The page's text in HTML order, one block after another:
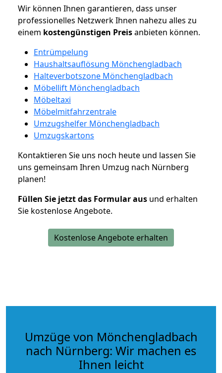
Wir können Ihnen garantieren, dass unser
professionelles Netzwerk Ihnen nahezu alles zu
einem kostengünstigen Preisanbieten können.
Entrümpelung
Haushaltsauflösung Mönchengladbach
Halteverbotszone Mönchengladbach
Möbellift Mönchengladbach
Möbeltaxi
Möbelmitfahrzentrale
Umzugshelfer Mönchengladbach
Umzugskartons
Kontaktieren Sie uns noch heute und lassen Sie
uns gemeinsam Ihren Umzug nach Nürnberg
planen!
Füllen Sie jetzt das Formular aus und erhalten
Sie kostenlose Angebote.
Kostenlose Angebote erhalten
Umzüge von Mönchengladbach
nach Nürnberg: Wir machen es
Ihnen leicht